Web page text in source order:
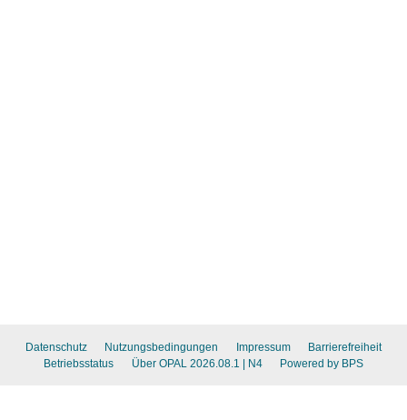
Datenschutz Nutzungsbedingungen Impressum
Barrierefreiheit
Betriebsstatus
Über OPAL 2026.08.1 | N4 Powered by BPS